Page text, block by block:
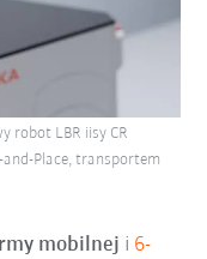
mobilnej i 6-
robot LBR iisy CR
Place, transportem